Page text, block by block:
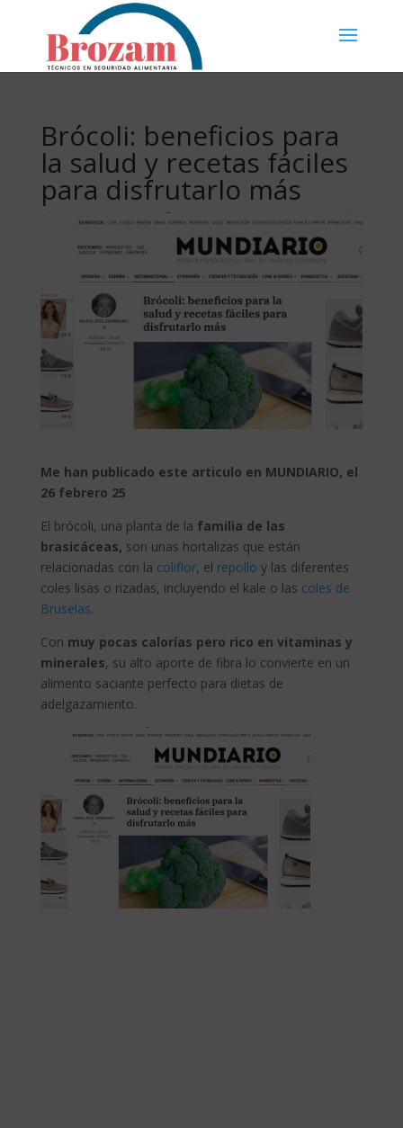
Brócoli: beneficios para
la salud y recetas fáciles
para disfrutarlo más
Me han publicado este articulo en MUNDIARIO, el
26 febrero 25
El brócoli, una planta de la familia de las
brasicáceas, son unas hortalizas que están
relacionadas con la coliflor, el repollo y las diferentes
coles lisas o rizadas, incluyendo el kale o las coles de
Bruselas.
Con muy pocas calorías pero rico en vitaminas y
minerales, su alto aporte de fibra lo convierte en un
alimento saciante perfecto para dietas de
adelgazamiento.